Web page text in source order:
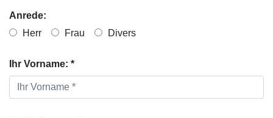
Anrede:
Herr
Frau Divers
Ihr Vorname: *